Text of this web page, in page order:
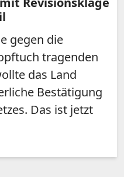
gegen die
tragenden
das Land
Bestätigung
Das ist jetzt